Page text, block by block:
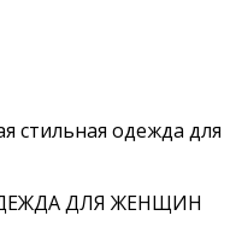
стильная одежда для
ДЛЯ ЖЕНЩИН